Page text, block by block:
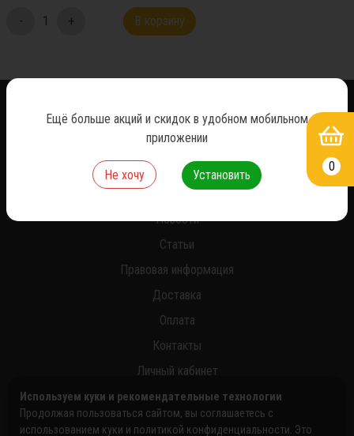
- 1 + В корзину
*
О нас
Новости
Статьи
Правовая информация
Доставка
Оплата
Контакты
Личный кабинет
0
Используем куки и рекомендательные технологии
Продолжая пользоваться сайтом, вы соглашаетесь с
использованием куки и политикой конфиденциальности. Это
Ещё больше акций и скидок в удобном мобильном
приложении
Не хочу Установить